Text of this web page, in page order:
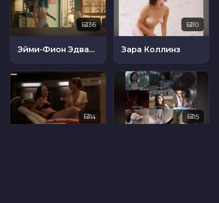
36
Эйми-Фион Эдвардс
10
Зара Коллинз
14 15